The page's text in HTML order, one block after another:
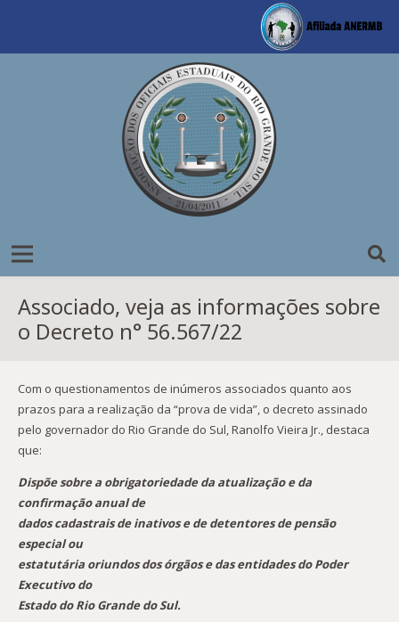
Associado, veja as informações sobre
o Decreto n° 56.567/22
Com o questionamentos de inúmeros associados quanto aos
prazos para a realização da “prova de vida”, o decreto assinado
pelo governador do Rio Grande do Sul, Ranolfo Vieira Jr., destaca
que:
Dispõe sobre a obrigatoriedade da atualização e da
confirmação anual de
dados cadastrais de inativos e de detentores de pensão
especial ou
estatutária oriundos dos órgãos e das entidades do Poder
Executivo do
Estado do Rio Grande do Sul.